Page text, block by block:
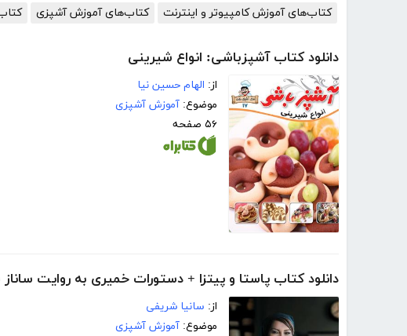
کتاب‌های آموزش کامپیوتر و اینترنت
کتاب‌های آموزش آشپزی
دانلود کتاب آشپزباشی: انواع شیرینى‌
از: الهام حسین نیا
موضوع: آموزش آشپزی
۵۶ صفحه
دانلود کتاب پاستا و پیتزا + دستورات خمیری به روایت ساناز
از: سانیا شریفی
موضوع: آموزش آشپزی